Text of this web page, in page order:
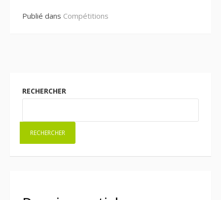
Publié dans Compétitions
RECHERCHER
RECHERCHER